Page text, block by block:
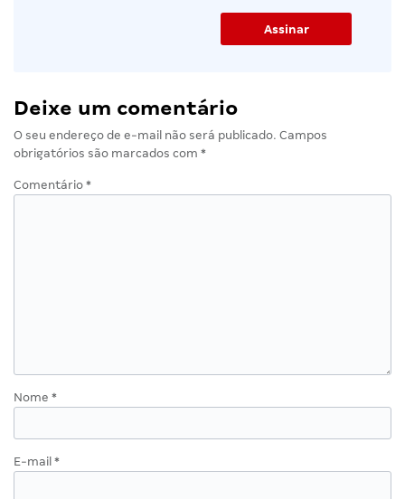
Deixe um comentário
O seu endereço de e-mail não será publicado. Campos
obrigatórios são marcados com *
Comentário *
Nome *
E-mail *